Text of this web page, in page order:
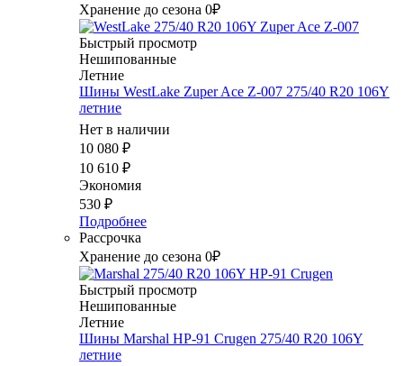
Хранение до сезона 0₽
Быстрый просмотр
Нешипованные
Летние
Шины WestLake Zuper Ace Z-007 275/40 R20 106Y
летние
Нет в наличии
10 080 ₽
10 610 ₽
Экономия
530 ₽
Подробнее
Рассрочка
Хранение до сезона 0₽
Быстрый просмотр
Нешипованные
Летние
Шины Marshal HP-91 Crugen 275/40 R20 106Y
летние